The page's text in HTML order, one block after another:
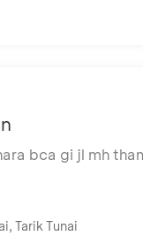
bca gi jl mh
Tarik Tunai